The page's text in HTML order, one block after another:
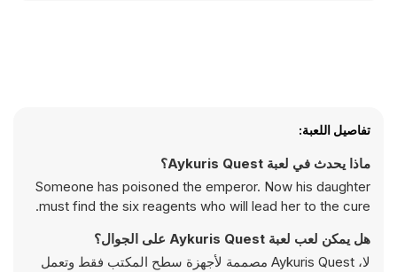
تفاصيل اللعبة:
ماذا يحدث في لعبة Aykuris Quest؟
Someone has poisoned the emperor. Now his daughter
must find the six reagents who will lead her to the cure.
هل يمكن لعب لعبة Aykuris Quest على الجوال؟
لا، Aykuris Quest مصممة لأجهزة سطح المكتب فقط وتعمل